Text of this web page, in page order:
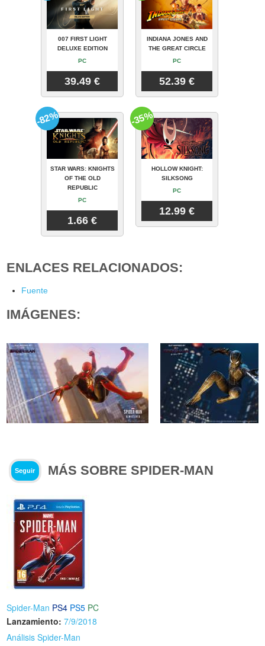
007 FIRST LIGHT
DELUXE EDITION
PC
39.49 €
INDIANA JONES AND
THE GREAT CIRCLE
PC
52.39 €
STAR WARS: KNIGHTS
OF THE OLD
REPUBLIC
PC
1.66 €
-82%
HOLLOW KNIGHT:
SILKSONG
PC
12.99 €
-35%
ENLACES RELACIONADOS:
Fuente
IMÁGENES:
Seguir MÁS SOBRE SPIDER-MAN
Spider-Man PS4 PS5 PC
Lanzamiento: 7/9/2018
Análisis Spider-Man